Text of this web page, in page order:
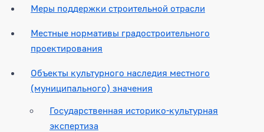
Меры поддержки строительной отрасли
Местные нормативы градостроительного
проектирования
Объекты культурного наследия местного
(муниципального) значения
Государственная историко-культурная
экспертиза